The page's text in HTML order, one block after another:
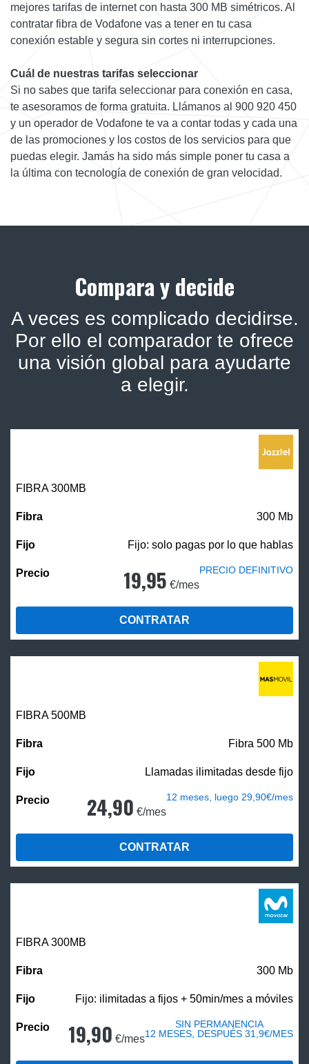
mejores tarifas de internet con hasta 300 MB simétricos. Al
contratar fibra de Vodafone vas a tener en tu casa
conexión estable y segura sin cortes ni interrupciones.
Cuál de nuestras tarifas seleccionar
Si no sabes que tarifa seleccionar para conexión en casa,
te asesoramos de forma gratuita. Llámanos al 900 920 450
y un operador de Vodafone te va a contar todas y cada una
de las promociones y los costos de los servicios para que
puedas elegir. Jamás ha sido más simple poner tu casa a
la última con tecnología de conexión de gran velocidad.
Compara y decide
A veces es complicado decidirse.
Por ello el comparador te ofrece
una visión global para ayudarte
a elegir.
FIBRA 300MB
300 Mb
Fijo: solo pagas por lo que hablas
19,95 €/mes
PRECIO DEFINITIVO
CONTRATAR
FIBRA500MB
Fibra 500 Mb
Llamadas ilimitadas desde fijo
24,90 €/mes
12 meses, luego 29,90€/mes
CONTRATAR
FIBRA 300MB
300 Mb
Fijo: ilimitadas a fijos + 50min/mes a móviles
19,90 €/mes
SIN PERMANENCIA
12 MESES, DESPUÉS 31,9€/MES